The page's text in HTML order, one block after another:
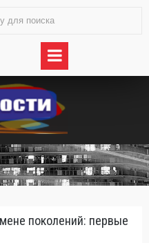
поколений: первые